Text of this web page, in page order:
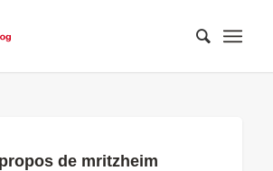
de mritzheim